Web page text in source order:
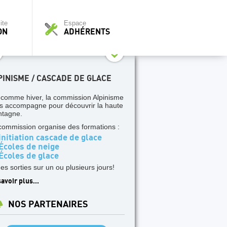
Espace
ADHÉRENTS
/ CASCADE DE GLACE
hiver, la commission Alpinisme
accompagne pour découvrir la haute
organise des formations :
cascade de glace
de neige
de glace
sorties sur un ou plusieurs jours!
plus...
NOS PARTENAIRES